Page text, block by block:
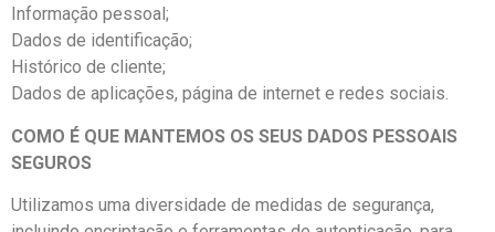
Informação pessoal;
Dados de identificação;
Histórico de cliente;
Dados de aplicações, página de internet e redes sociais.
COMO É QUE MANTEMOS OS SEUS DADOS PESSOAIS
SEGUROS
Utilizamos uma diversidade de medidas de segurança,